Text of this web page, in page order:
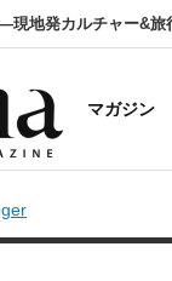
地発カルチャー&旅
マガジン